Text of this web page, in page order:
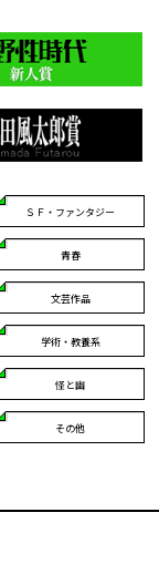
ＳＦ・ファンタジー
青春
文芸作品
学術・教養系
怪と幽
その他